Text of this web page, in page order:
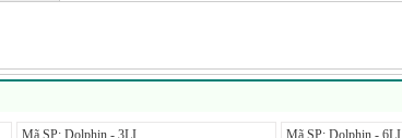
Mã SP: Dolphin - 3LI Mã SP: Dolphin - 6LI